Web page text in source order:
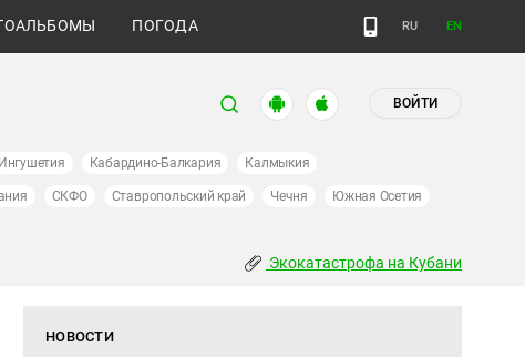
ПОГОДА RU EN
ВОЙТИ
Ингушетия Кабардино-Балкария Калмыкия
СКФО Ставропольский край Чечня Южная Осетия
Экокатастрофа на Кубани
НОВОСТИ